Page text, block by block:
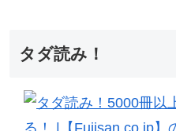
タダ読み！